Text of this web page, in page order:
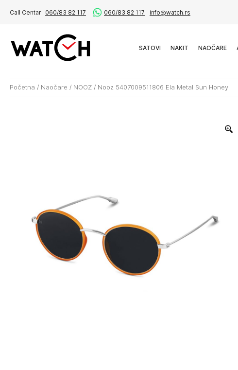
Call Centar: 060/83 82 117 060/83 82 117 info@watch.rs
SATOVI NAKIT NAOČARE
Početna / Naočare / NOOZ / Nooz 5407009511806 Ela Metal Sun Honey